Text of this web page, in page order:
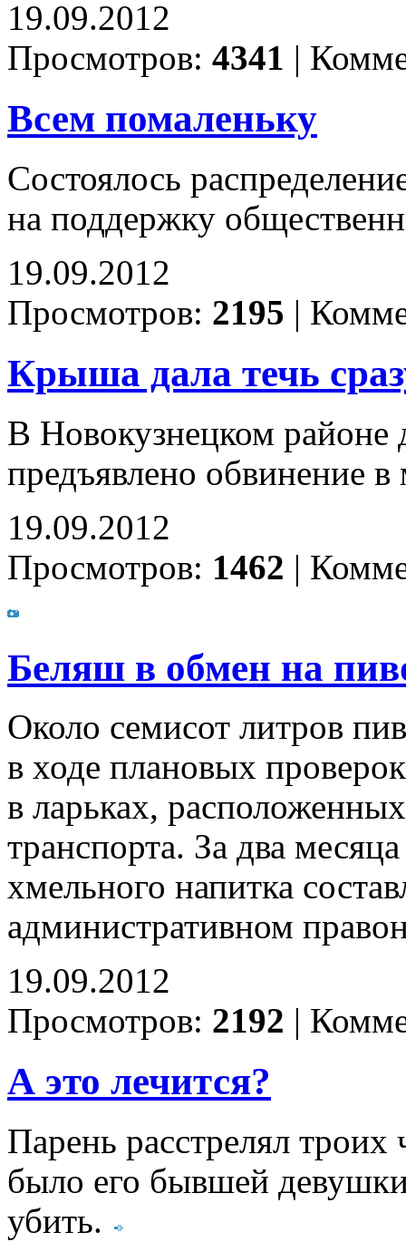
19.09.2012
Просмотров: 4341 |
Всем помаленьку
Состоялось
на поддержку
19.09.2012
Просмотров: 2195 |
Крыша дала течь
В Новокузнецком районе
предъявлено обвинение
19.09.2012
Просмотров: 1462 |
Беляш в обмен на
Около семисот литров
в ходе плановых
в ларьках,
транспорта. За два
хмельного напитка
административном
19.09.2012
Просмотров: 2192 |
А это лечится?
Парень расстрелял троих
было его бывшей
убить.